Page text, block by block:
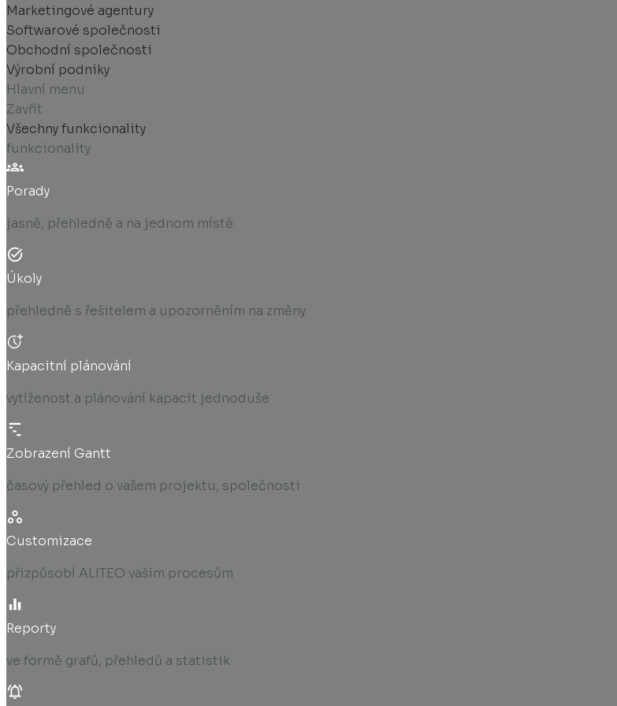
Marketingové agentury
Softwarové společnosti
Obchodní společnosti
Výrobní podniky
Hlavní menu
Zavřít
Všechny funkcionality
funkcionality
Porady
jasně, přehledně a na jednom místě.
Úkoly
přehledně s řešitelem a upozorněním na změny
Kapacitní plánování
vytíženost a plánování kapacit jednoduše
Zobrazení Gantt
časový přehled o vašem projektu, společnosti
Customizace
přizpůsobí ALITEO vašim procesům
Reporty
ve formě grafů, přehledů a statistik